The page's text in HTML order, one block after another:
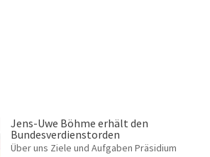
Jens-Uwe Böhme erhält den
Bundesverdienstorden
Über uns Ziele und Aufgaben Präsidium